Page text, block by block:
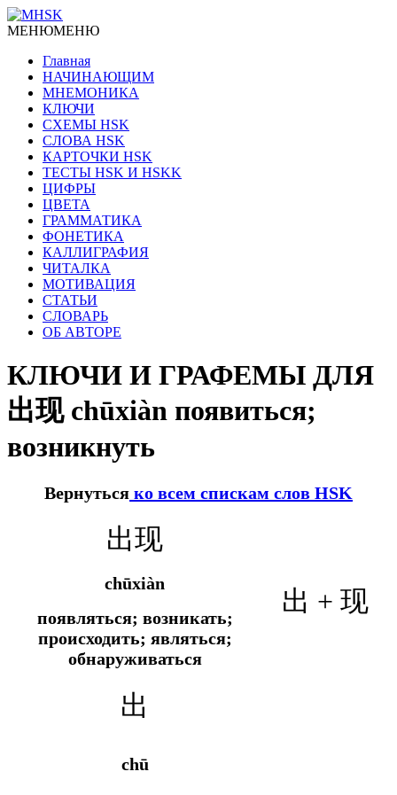
МЕНЮМЕНЮ
Главная
НАЧИНАЮЩИМ
МНЕМОНИКА
КЛЮЧИ
СХЕМЫ HSK
СЛОВА HSK
КАРТОЧКИ HSK
ТЕСТЫ HSK И HSKK
ЦИФРЫ
ЦВЕТА
ГРАММАТИКА
ФОНЕТИКА
КАЛЛИГРАФИЯ
ЧИТАЛКА
МОТИВАЦИЯ
СТАТЬИ
СЛОВАРЬ
ОБ АВТОРЕ
КЛЮЧИ И ГРАФЕМЫ ДЛЯ
出现 chūxiàn появиться;
возникнуть
Вернуться ко всем спискам слов HSK
出现
chūxiàn
появляться; возникать;
происходить; являться;
обнаруживаться
出 + 现
出
chū